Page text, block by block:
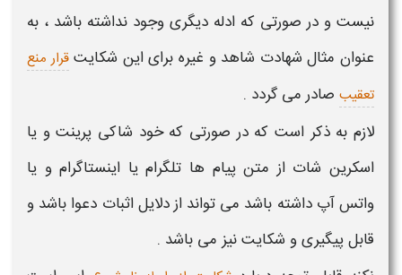
نیست و در صورتی که ادله دیگری وجود نداشته باشد ، به
عنوان مثال شهادت شاهد و غیره برای این شکایت قرار منع
تعقیب صادر می گردد .
لازم به ذکر است که در صورتی که خود شاکی پرینت و یا
اسکرین شات از متن پیام ها تلگرام یا اینستاگرام و یا
واتس آپ داشته باشد می تواند از دلایل اثبات دعوا باشد و
قابل پیگیری و شکایت نیز می باشد .